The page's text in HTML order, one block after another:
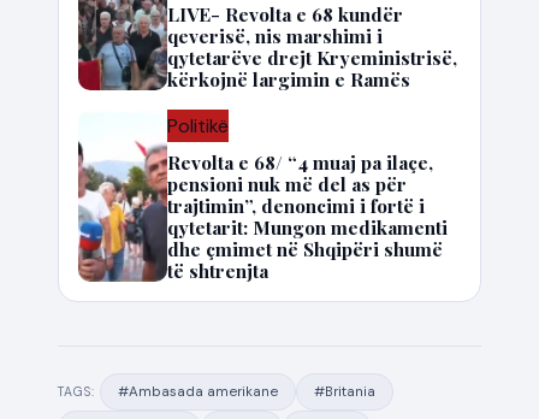
LIVE- Revolta e 68 kundër
qeverisë, nis marshimi i
qytetarëve drejt Kryeministrisë,
kërkojnë largimin e Ramës
Politikë
Revolta e 68/ “4 muaj pa ilaçe,
pensioni nuk më del as për
trajtimin”, denoncimi i fortë i
qytetarit: Mungon medikamenti
dhe çmimet në Shqipëri shumë
të shtrenjta
TAGS: #Ambasada amerikane #Britania